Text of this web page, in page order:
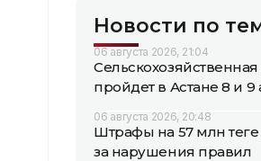
Новости по
06 августа 2026, 21:04
пройдет в Астане 8 и 9
06 августа 2026, 20:48
Штрафы на 57 млн
за нарушения правил